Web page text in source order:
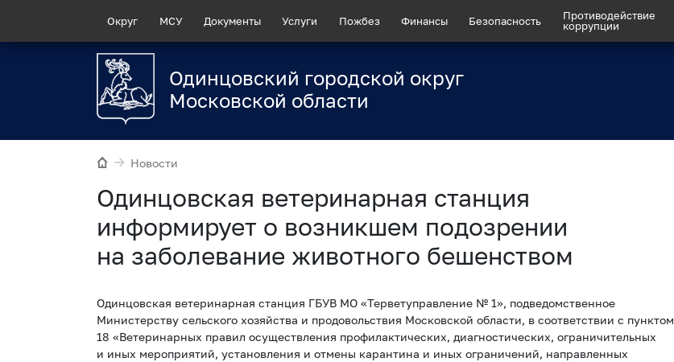
Округ МСУ Документы Услуги Пожбез Финансы Безопасность
Противодействие
коррупции
Одинцовский городской округ
Московской области
Новости
Одинцовская ветеринарная станция
информирует о возникшем подозрении
на заболевание животного бешенством
Одинцовская ветеринарная станция ГБУВ МО «Терветуправление № 1», подведомственное
Министерству сельского хозяйства и продовольствия Московской области, в соответствии с пунктом
18 «Ветеринарных правил осуществления профилактических, диагностических, ограничительных
и иных мероприятий, установления и отмены карантина и иных ограничений, направленных